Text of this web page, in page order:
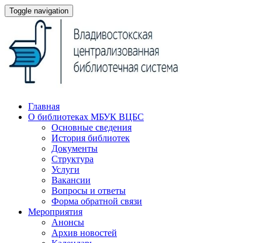
Toggle navigation
Главная
О библиотеках МБУК ВЦБС
Основные сведения
История библиотек
Документы
Структура
Услуги
Вакансии
Вопросы и ответы
Форма обратной связи
Мероприятия
Анонсы
Архив новостей